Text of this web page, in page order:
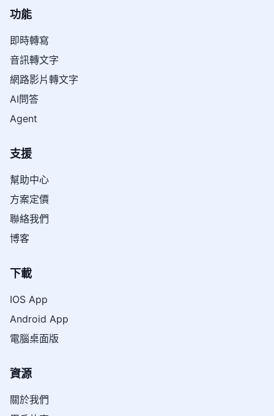
功能
即時轉寫
音訊轉文字
網路影片轉文字
AI問答
Agent
支援
幫助中心
方案定價
聯絡我們
博客
下載
IOS App
Android App
電腦桌面版
資源
關於我們